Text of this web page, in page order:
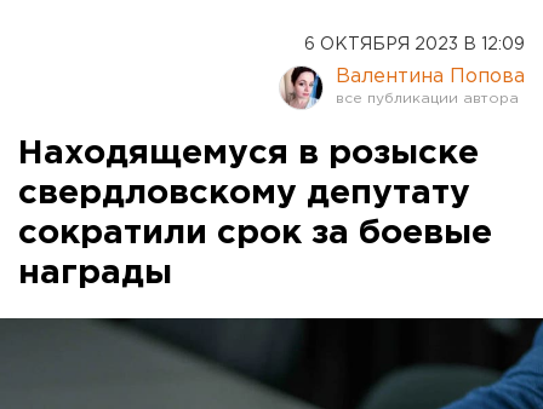
6 ОКТЯБРЯ 2023 В 12:09
Валентина Попова
Находящемуся в розыске
свердловскому депутату
сократили срок за боевые
награды